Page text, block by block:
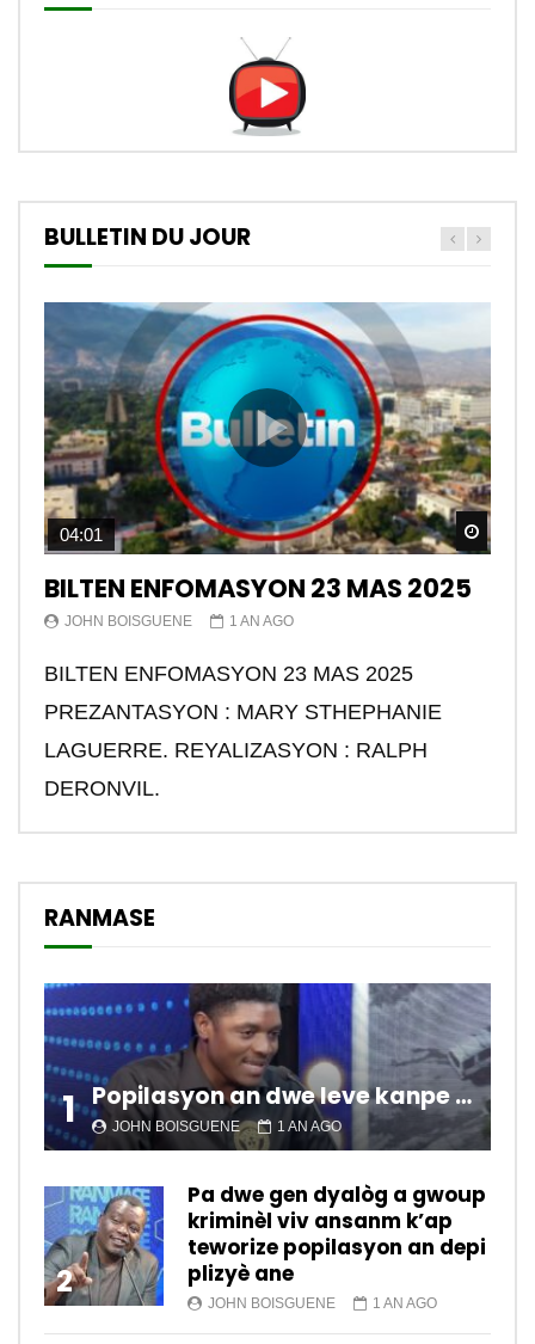
BULLETIN DU JOUR
04:01
BILTEN ENFOMASYON 23 MAS 2025
JOHN BOISGUENE 1 AN AGO
BILTEN ENFOMASYON 23 MAS 2025
PREZANTASYON : MARY STHEPHANIE
LAGUERRE. REYALIZASYON : RALPH
DERONVIL.
RANMASE
1 Popilasyon an dwe leve kanpe pou chanje sitiyasyon kawotik l’ap viv nan peyi a.
JOHN BOISGUENE 1 AN AGO
2
Pa dwe gen dyalòg a gwoup
kriminèl viv ansanm k’ap
teworize popilasyon an depi
plizyè ane
JOHN BOISGUENE 1 AN AGO